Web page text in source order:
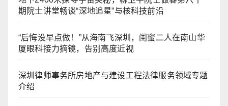
期院士讲堂畅谈“深地追星”与核科技前沿
“后悔没早点做！”从海南飞深圳，闺蜜二人在南山华
厦眼科接力摘镜，告别高度近视
深圳律师事务所房地产与建设工程法律服务领域专题
介绍